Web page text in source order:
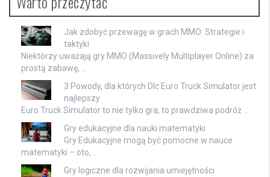
Jak zdobyć przewagę w grach MMO: Strategie i
taktyki
Niektórzy uważają gry MMO (Massively Multiplayer Online) za
prostą zabawę, …
3 Powody, dla których Dlc Euro Truck Simulator jest
najlepszy
Euro Truck Simulator to nie tylko gra, to prawdziwa podróż …
Gry edukacyjne dla nauki matematyki
Gry Edukacyjne mogą być pomocne w nauce
matematyki – oto, …
Gry logiczne dla rozwijania umiejętności